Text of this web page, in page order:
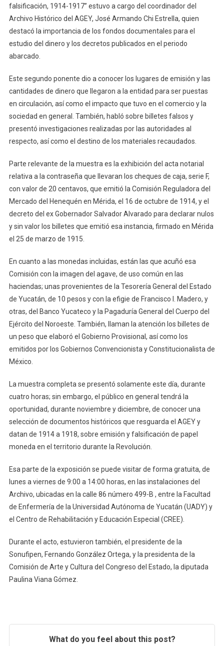
falsificación, 1914-1917” estuvo a cargo del coordinador del
Archivo Histórico del AGEY, José Armando Chi Estrella, quien
destacó la importancia de los fondos documentales para el
estudio del dinero y los decretos publicados en el periodo
abarcado.
Este segundo ponente dio a conocer los lugares de emisión y las
cantidades de dinero que llegaron a la entidad para ser puestas
en circulación, así como el impacto que tuvo en el comercio y la
sociedad en general. También, habló sobre billetes falsos y
presentó investigaciones realizadas por las autoridades al
respecto, así como el destino de los materiales recaudados.
Parte relevante de la muestra es la exhibición del acta notarial
relativa a la contraseña que llevaran los cheques de caja, serie F,
con valor de 20 centavos, que emitió la Comisión Reguladora del
Mercado del Henequén en Mérida, el 16 de octubre de 1914, y el
decreto del ex Gobernador Salvador Alvarado para declarar nulos
y sin valor los billetes que emitió esa instancia, firmado en Mérida
el 25 de marzo de 1915.
En cuanto a las monedas incluidas, están las que acuñó esa
Comisión con la imagen del agave, de uso común en las
haciendas; unas provenientes de la Tesorería General del Estado
de Yucatán, de 10 pesos y con la efigie de Francisco I. Madero, y
otras, del Banco Yucateco y la Pagaduría General del Cuerpo del
Ejército del Noroeste. También, llaman la atención los billetes de
un peso que elaboró el Gobierno Provisional, así como los
emitidos por los Gobiernos Convencionista y Constitucionalista de
México.
La muestra completa se presentó solamente este día, durante
cuatro horas; sin embargo, el público en general tendrá la
oportunidad, durante noviembre y diciembre, de conocer una
selección de documentos históricos que resguarda el AGEY y
datan de 1914 a 1918, sobre emisión y falsificación de papel
moneda en el territorio durante la Revolución.
Esa parte de la exposición se puede visitar de forma gratuita, de
lunes a viernes de 9:00 a 14:00 horas, en las instalaciones del
Archivo, ubicadas en la calle 86 número 499-B , entre la Facultad
de Enfermería de la Universidad Autónoma de Yucatán (UADY) y
el Centro de Rehabilitación y Educación Especial (CREE).
Durante el acto, estuvieron también, el presidente de la
Sonufipen, Fernando González Ortega, y la presidenta de la
Comisión de Arte y Cultura del Congreso del Estado, la diputada
Paulina Viana Gómez.
What do you feel about this post?